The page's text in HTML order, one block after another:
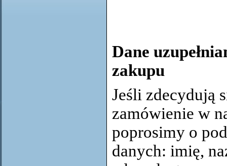
Dane
zakupu
Jeśli zdecydują
zamówienie w
poprosimy o
danych: imię,